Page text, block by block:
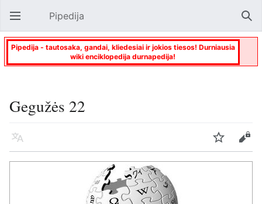
Atverti pagrindinį meniu Pipedija
Pipedija - tautosaka, gandai, kliedesiai ir jokios tiesos! Durniausia
wiki enciklopedija durnapedija!
Gegužės 22
Kalba Stebėti Keisti